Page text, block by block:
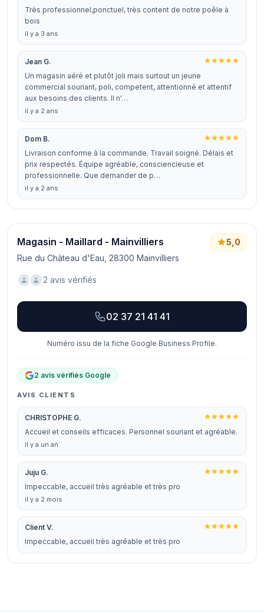
Très professionnel,ponctuel, très content de notre poêle à
bois
il y a 3 ans
Jean G.
Un magasin aéré et plutôt joli mais surtout un jeune
commercial souriant, poli, competent, attentionné et attentif
aux besoins des clients. Il n'…
il y a 2 ans
Dom B.
Livraison conforme à la commande. Travail soigné. Délais et
prix respectés. Équipe agréable, consciencieuse et
professionnelle. Que demander de p…
il y a 2 ans
Magasin - Maillard - Mainvilliers
Rue du Château d'Eau, 28300 Mainvilliers
5,0
2 avis vérifiés
02 37 21 41 41
Numéro issu de la fiche Google Business Profile.
2 avis vérifiés Google
AVIS CLIENTS
CHRISTOPHE G.
Accueil et conseils efficaces. Personnel souriant et agréable.
il y a un an
Juju G.
Impeccable, accueil très agréable et très pro
il y a 2 mois
Client V.
Impeccable, accueil très agréable et très pro